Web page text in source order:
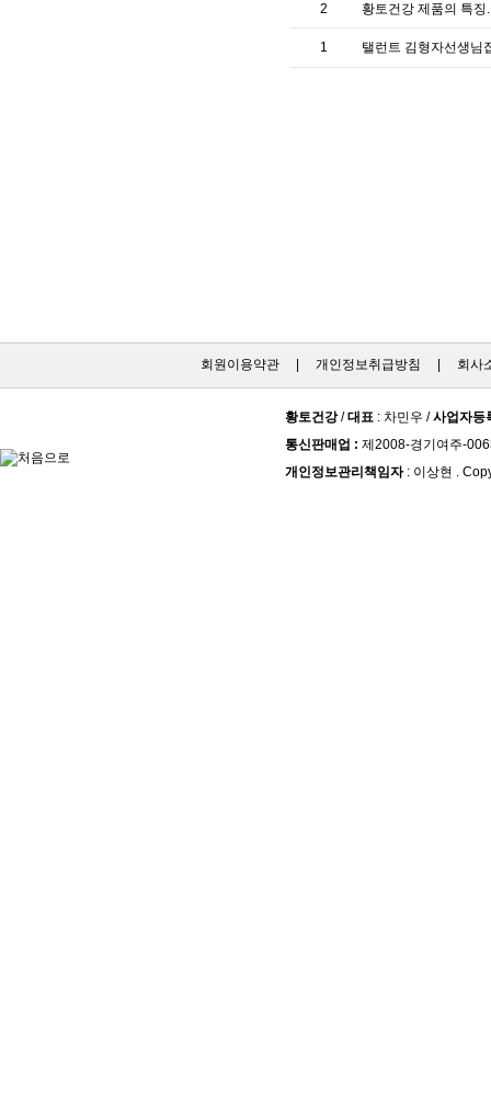
2 황토건강 제품의 특
1 탤런트 김형자선생님
회원이용약관| 개인정보취급방침 회사
황토건강/대표 : 차민우 /사업자등
통신판매업 : 제2008-경기여주-
개인정보관리책임자: 이상현 .